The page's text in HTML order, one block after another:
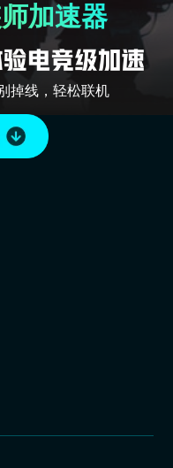
加速器
掉线，轻松联机